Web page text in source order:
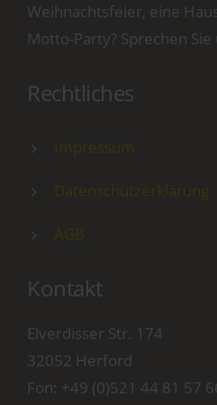
Weihnachtsfeier, eine
Motto-Party? Sprechen
Rechtliches
Kontakt
Elverdisser Str. 174
32052 Herford
Fon: +49 (0)521 44 81 57